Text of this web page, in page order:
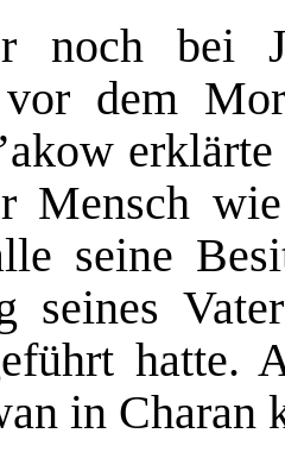
noch bei
vor dem
Mensch
seine
seines
hatte.
in Charan